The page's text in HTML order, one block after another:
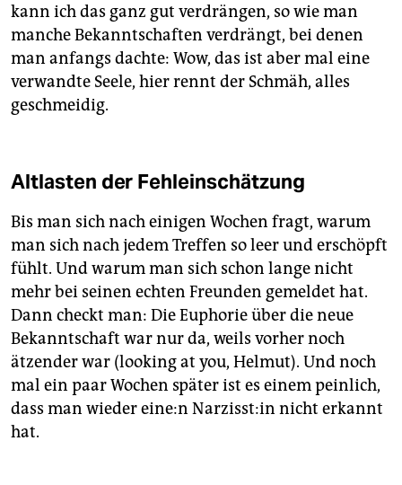
kann ich das ganz gut verdrängen, so wie man
manche Bekanntschaften verdrängt, bei denen
man anfangs dachte: Wow, das ist aber mal eine
verwandte Seele, hier rennt der Schmäh, alles
geschmeidig.
Altlasten der Fehleinschätzung
Bis man sich nach einigen Wochen fragt, warum
man sich nach jedem Treffen so leer und erschöpft
fühlt. Und warum man sich schon lange nicht
mehr bei seinen echten Freunden gemeldet hat.
Dann checkt man: Die Euphorie über die neue
Bekanntschaft war nur da, weils vorher noch
ätzender war (looking at you, Helmut). Und noch
mal ein paar Wochen später ist es einem peinlich,
dass man wieder ei­ne:n Nar­ziss­t:in nicht erkannt
hat.